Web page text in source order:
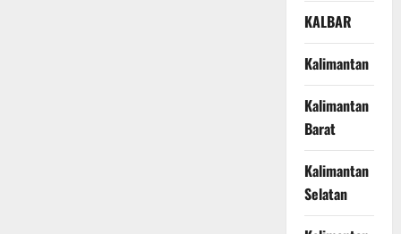
KALBAR
Kalimantan
Kalimantan
Barat
Kalimantan
Selatan